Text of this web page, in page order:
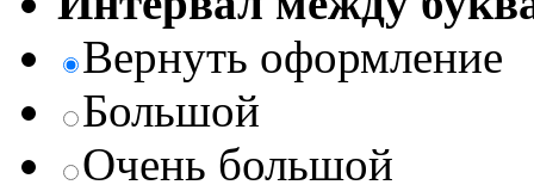
Вернуть оформление
Большой
Очень большой